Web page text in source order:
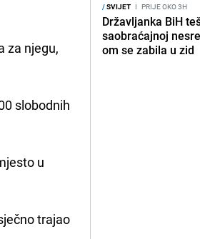
za njegu,
slobodnih
u
trajao
/SVIJET I PRIJE OKO 3H
Državljanka BiH
saobraćajnoj
om se zabila u zid